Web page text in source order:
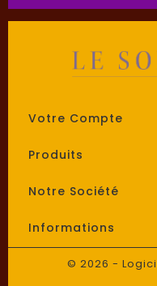
Votre Compte
Produits
Notre Société
Informations
© 2026 -